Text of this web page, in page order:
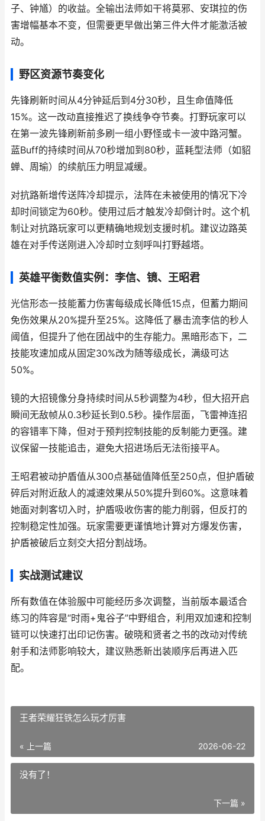
子、钟馗）的收益。全输出法师如干将莫邪、安琪拉的伤
害增幅基本不变，但需要更早做出第三件大件才能激活被
动。
野区资源节奏变化
先锋刷新时间从4分钟延后到4分30秒，且生命值降低
15%。这一改动直接推迟了换线争夺节奏。打野玩家可以
在第一波先锋刷新前多刷一组小野怪或卡一波中路河蟹。
蓝Buff的持续时间从70秒增加到80秒，蓝耗型法师（如貂
蝉、周瑜）的续航压力明显减缓。
对抗路新增传送阵冷却提示，法阵在未被使用的情况下冷
却时间锁定为60秒。使用过后才触发冷却倒计时。这个机
制让对抗路玩家可以更精确地规划支援时机。建议边路英
雄在对手传送刚进入冷却时立刻呼叫打野越塔。
英雄平衡数值实例：李信、镜、王昭君
光信形态一技能蓄力伤害每级成长降低15点，但蓄力期间
免伤效果从20%提升至25%。这降低了暴击流李信的秒人
阈值，但提升了他在团战中的生存能力。黑暗形态下，二
技能攻速加成从固定30%改为随等级成长，满级可达
50%。
镜的大招镜像分身持续时间从5秒调整为4秒，但大招开启
瞬间无敌帧从0.3秒延长到0.5秒。操作层面，飞雷神连招
的容错率下降，但对于预判控制技能的反制能力更强。建
议保留一技能追击，避免大招进场后无法衔接平A。
王昭君被动护盾值从300点基础值降低至250点，但护盾破
碎后对附近敌人的减速效果从50%提升到60%。这意味着
她面对刺客切入时，护盾吸收伤害的能力削弱，但反打的
控制稳定性加强。玩家需要更谨慎地计算对方爆发伤害，
护盾被破后立刻交大招分割战场。
实战测试建议
所有数值在体验服中可能经历多次调整，当前版本最适合
练习的阵容是“时雨+鬼谷子”中野组合，利用双加速和控制
链可以快速打出印记伤害。破晓和贤者之书的改动对传统
射手和法师影响较大，建议熟悉新出装顺序后再进入匹
配。
王者荣耀狂铁怎么玩才厉害
« 上一篇 2026-06-22
没有了！
下一篇 »